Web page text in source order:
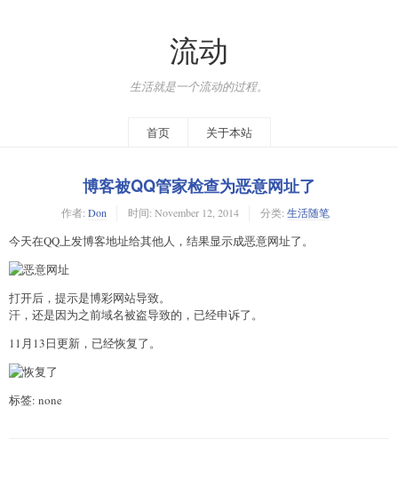
流动
生活就是一个流动的过程。
首页 关于本站
博客被QQ管家检查为恶意网址了
作者: Don 时间: November 12, 2014 分类: 生活随笔
今天在QQ上发博客地址给其他人，结果显示成恶意网址了。
打开后，提示是博彩网站导致。
汗，还是因为之前域名被盗导致的，已经申诉了。
11月13日更新，已经恢复了。
标签: none